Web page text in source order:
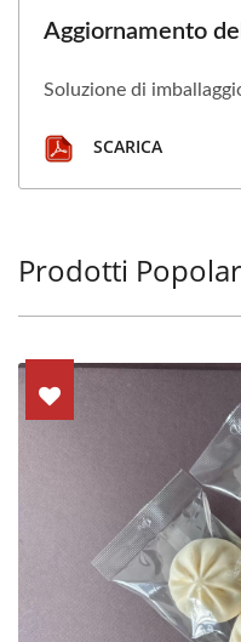
Aggiornamento
Soluzione di
SCARICA
Prodotti